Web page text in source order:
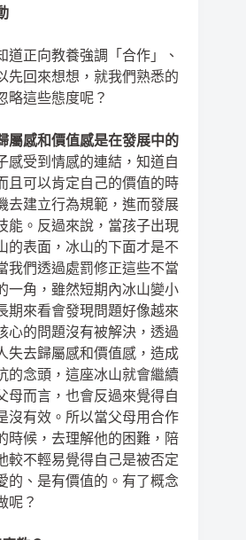
道正向教養強調「合作」、
先回來想想，就我們熟悉的
略這些態度呢？
屬感和價值感是在發展中的
感受到情感的連結，知道自
且可以肯定自己的價值的時
去建立行為規範，進而發展
能。反過來說，當孩子出現
的表面，冰山的下面才是不
我們透過處罰修正這些不當
一角，雖然短期內冰山變小
期來看會發現問題好像越來
心的問題沒有被解決，透過
失去歸屬感和價值感，造成
的念頭，這座冰山就會繼續
母而言，也會反過來覺得自
沒有效。所以當父母用合作
時候，去理解他的困難，陪
較不輕易覺得自己是被否定
的、是有價值的。有了概念
呢？